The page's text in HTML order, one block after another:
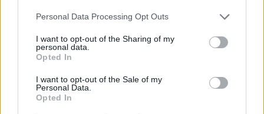
Personal Data Processing Opt Outs
I want to opt-out of the Sharing of my
personal data.
Opted In
I want to opt-out of the Sale of my
Personal Data.
Opted In